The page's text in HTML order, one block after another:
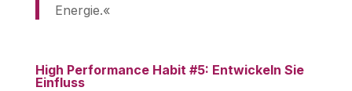
Energie.«
High Performance Habit #5: Entwickeln Sie
Einfluss